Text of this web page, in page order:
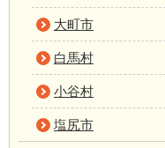
大町市
白馬村
小谷村
塩尻市